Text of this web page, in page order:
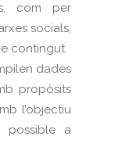
com per
socials,
contingut.
dades
propòsits
l’objectiu
possible a